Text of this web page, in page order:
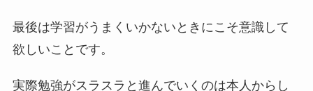
最後は学習がうまくいかないときにこそ意識して
欲しいことです。
実際勉強がスラスラと進んでいくのは本人からし